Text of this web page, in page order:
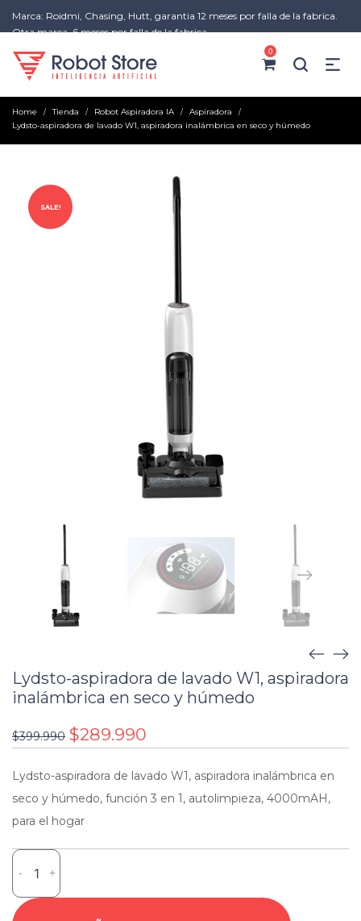
Marca: Roidmi, Chasing, Hutt, garantia 12 meses por falla de la fabrica.
Otra marca, 6 meses por falla de la fabrica
0
Home / Tienda / Robot Aspiradora IA / Aspiradora /
Lydsto-aspiradora de lavado W1, aspiradora inalámbrica en seco y húmedo
SALE!
Lydsto-aspiradora de lavado W1, aspiradora
inalámbrica en seco y húmedo
$399.990 $289.990
Lydsto-aspiradora de lavado W1, aspiradora inalámbrica en
seco y húmedo, función 3 en 1, autolimpieza, 4000mAH,
para el hogar
-
Lydsto-
aspiradora
de
lavado
+